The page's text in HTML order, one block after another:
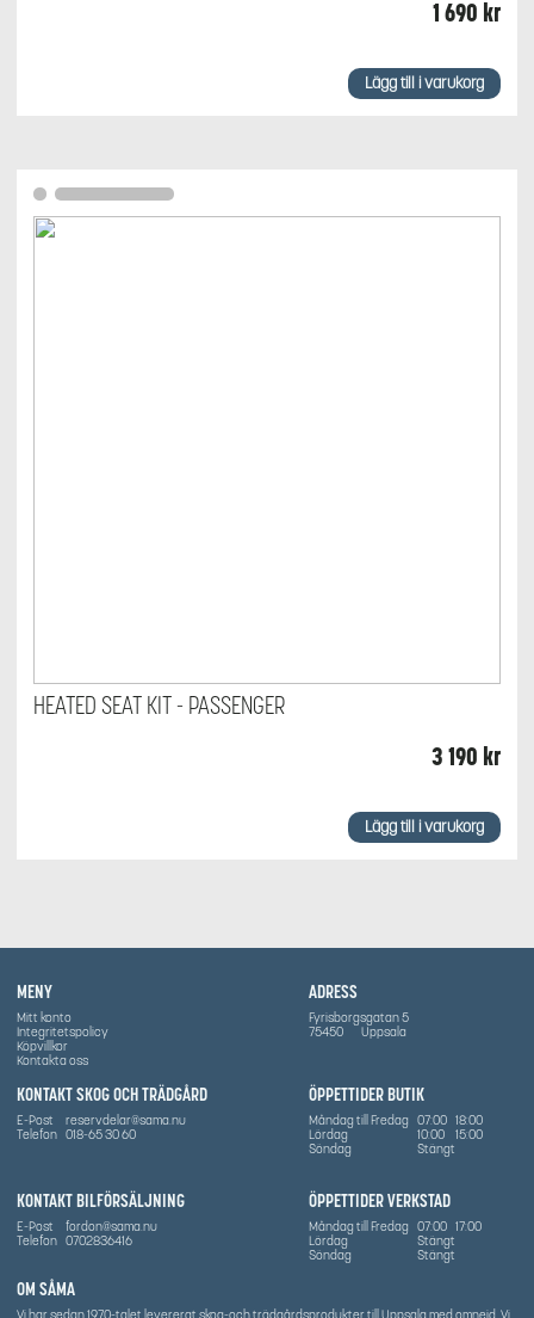
1 690 kr
Lägg till i varukorg
HEATED SEAT KIT - PASSENGER
3 190 kr
Lägg till i varukorg
MENY
Mitt konto
Integritetspolicy
Köpvillkor
Kontakta oss
ÖPPETTIDER BUTIK
Måndag till Fredag 07:00 18:00
Lördag
10:00
15:00
Söndag
Stängt
ÖPPETTIDER VERKSTAD
Måndag till Fredag 07:00 17:00
Lördag
Stängt
Söndag
Stängt
ADRESS
Fyrisborgsgatan 5
75450
Uppsala
KONTAKT SKOG OCH TRÄDGÅRD
E-Post
reservdelar@sama.nu
Telefon 018-65 30 60
KONTAKT BILFÖRSÄLJNING
E-Post
fordon@sama.nu
Telefon 0702836416
OM SÅMA
Vi har sedan 1970-talet levererat skog-och trädgårdsprodukter till Uppsala med omnejd. Vi